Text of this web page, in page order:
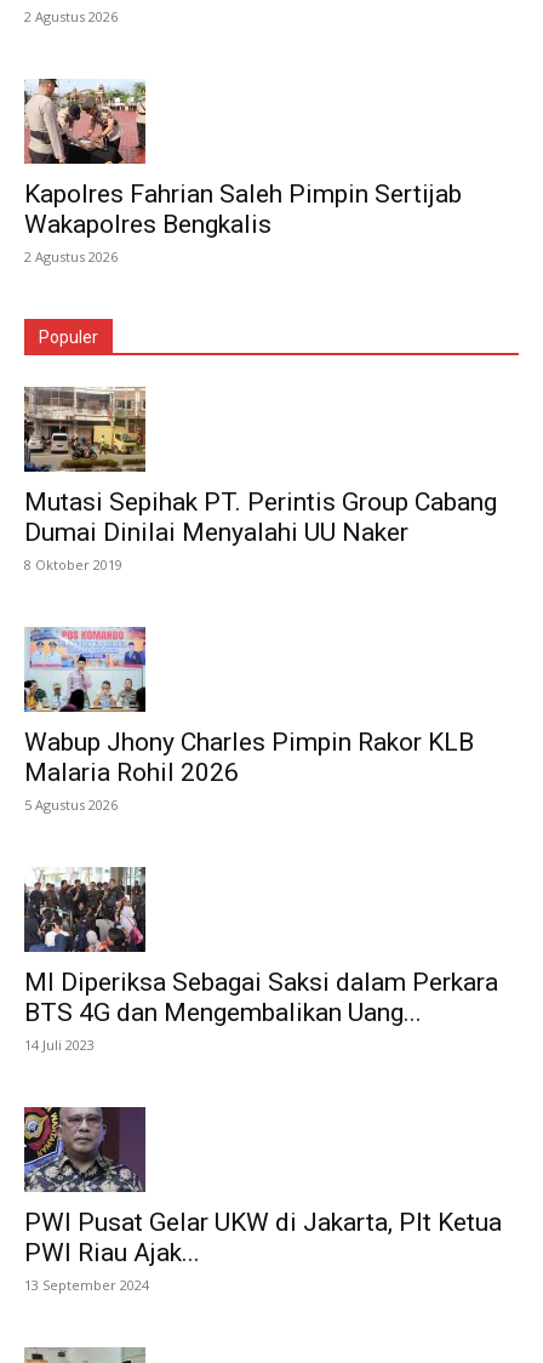
2 Agustus 2026
Kapolres Fahrian Saleh Pimpin Sertijab
Wakapolres Bengkalis
2 Agustus 2026
Populer
Mutasi Sepihak PT. Perintis Group Cabang
Dumai Dinilai Menyalahi UU Naker
8 Oktober 2019
Wabup Jhony Charles Pimpin Rakor KLB
Malaria Rohil 2026
5 Agustus 2026
MI Diperiksa Sebagai Saksi dalam Perkara
BTS 4G dan Mengembalikan Uang...
14 Juli 2023
PWI Pusat Gelar UKW di Jakarta, Plt Ketua
PWI Riau Ajak...
13 September 2024